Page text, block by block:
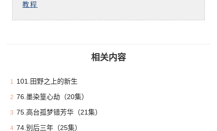
教程
相关内容
1 101.田野之上的新生
2 76.墨染篁心劫（20集）
3 75.高台孤梦错芳华（21集）
4 74.别后三年（25集）